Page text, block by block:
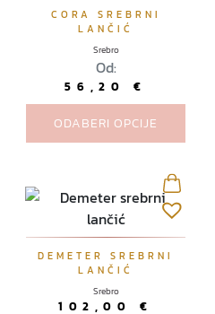
CORA SREBRNI
LANČIĆ
Srebro
Od:
56,20 €
ODABERI OPCIJE
p
o
z
o
DEMETER SREBRNI
LANČIĆ
Srebro
102,00€